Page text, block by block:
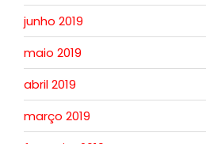
junho 2019
maio 2019
abril 2019
março 2019